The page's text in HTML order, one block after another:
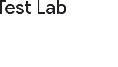
Lab